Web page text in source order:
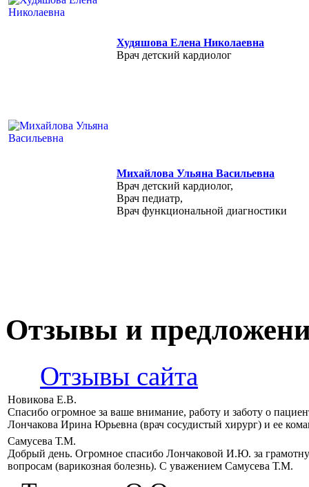
Худяшова Елена Николаевна
Врач детский кардиолог
Михайлова Ульяна Васильевна
Врач детский кардиолог,
Врач педиатр,
Врач функциональной диагностики
Отзывы и
Отзывы сайта
Новикова Е.В.
Спасибо огромное за ваше внимание, работу и заботу о
Лончакова Ирина Юрьевна (врач сосудистый хирург) и ее
Самусева Т.М.
Добрый день. Огромное спасибо Лончаковой И.Ю. за
вопросам (варикозная болезнь). С уважением Самусева Т.М.